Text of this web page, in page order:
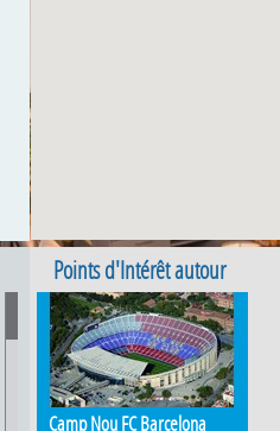
Points d'Intérêt autour
Camp Nou FC Barcelona